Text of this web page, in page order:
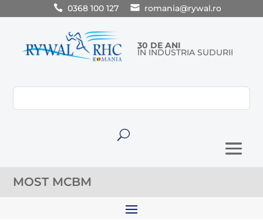
0368 100 127 romania@rywal.ro
30 DE ANI
ÎN INDUSTRIA SUDURII
U
MOST MCBM